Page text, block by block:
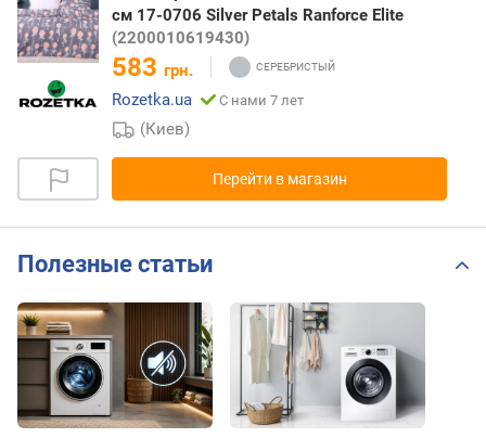
см 17-0706 Silver Petals Ranforce Elite
(2200010619430)
583 грн.
Rozetka.ua
С нами 7 лет
(Киев)
Перейти в магазин
Полезные статьи